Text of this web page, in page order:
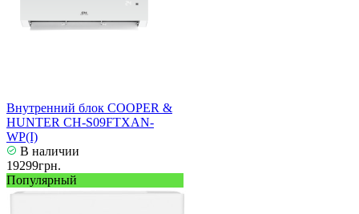
Внутренний блок COOPER &
HUNTER CH-S09FTXAN-
WP(I)
В наличии
19299грн.
Популярный